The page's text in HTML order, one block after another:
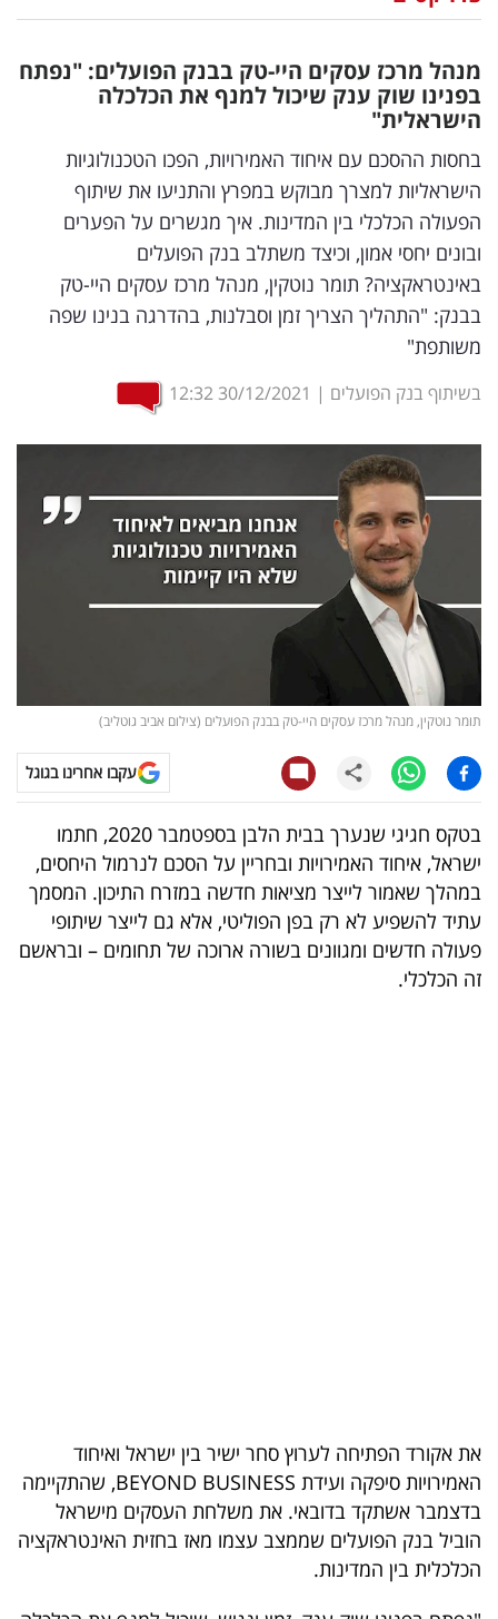
דיגיטל
וטק
שיווק
ופרסום
משפט
מדדים
ומחקרים
דעות
עסקית
קריפטו
ויראלי
טלוויזיה
עסקי
ספורט
קריירה
ולימודים
מינויים
רייטינג
רכב
40
UNDER
40
שיתופי
מנהל מרכז עסקים היי-טק בבנק הפועלים: "נפתח
בפנינו שוק ענק שיכול למנף את הכלכלה
הישראלית"
בחסות ההסכם עם איחוד האמירויות, הפכו הטכנולוגיות
הישראליות למצרך מבוקש במפרץ והתניעו את שיתוף
הפעולה הכלכלי בין המדינות. איך מגשרים על הפערים
ובונים יחסי אמון, וכיצד משתלב בנק הפועלים
באינטראקציה? תומר נוטקין, מנהל מרכז עסקים היי-טק
בבנק: "התהליך הצריך זמן וסבלנות, בהדרגה בנינו שפה
משותפת"
בשיתוף בנק הפועלים |
30/12/2021
12:32
תומר נוטקין, מנהל מרכז עסקים היי-טק בבנק הפועלים (צילום אביב גוטליב)
עקבו אחרינו בגוגל
בטקס חגיגי שנערך בבית הלבן בספטמבר 2020, חתמו
ישראל, איחוד האמירויות ובחריין על הסכם לנרמול היחסים,
במהלך שאמור לייצר מציאות חדשה במזרח התיכון. המסמך
עתיד להשפיע לא רק בפן הפוליטי, אלא גם לייצר שיתופי
פעולה חדשים ומגוונים בשורה ארוכה של תחומים – ובראשם
זה הכלכלי.
את אקורד הפתיחה לערוץ סחר ישיר בין ישראל ואיחוד
האמירויות סיפקה ועידת BEYOND BUSINESS, שהתקיימה
בדצמבר אשתקד בדובאי. את משלחת העסקים מישראל
הוביל בנק הפועלים שממצב עצמו מאז בחזית האינטראקציה
הכלכלית בין המדינות.